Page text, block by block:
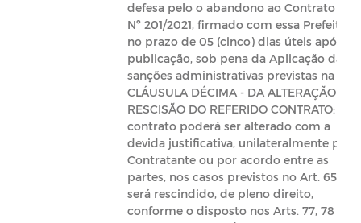
defesa pelo o abandono ao Contrato de
Nº 201/2021, firmado com essa Prefeitura
no prazo de 05 (cinco) dias úteis após
publicação, sob pena da Aplicação das
sanções administrativas previstas na
CLÁUSULA DÉCIMA - DA ALTERAÇÃO E
RESCISÃO DO REFERIDO CONTRATO:
contrato poderá ser alterado com a
devida justificativa, unilateralmente pelo
Contratante ou por acordo entre as
partes, nos casos previstos no Art. 65 e
será rescindido, de pleno direito,
conforme o disposto nos Arts. 77, 78 e